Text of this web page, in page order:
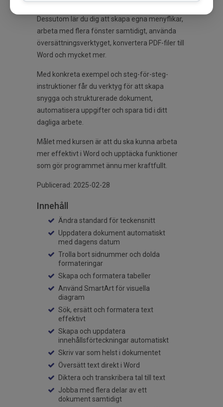
Dessutom lär du dig att skapa egna menyflikar,
arbeta med flera fönster samtidigt, använda
översättningsverktyget, konvertera PDF-filer till
Word och mycket mer.
Med konkreta exempel och steg-för-steg-
instruktioner får du verktyg för att skapa
snygga och strukturerade dokument,
automatisera uppgifter och spara tid i ditt
dagliga arbete.
Målet med kursen är att du ska kunna arbeta
mer effektivt i Word och upptäcka funktioner
som gör programmet ännu mer kraftfullt.
Publicerad: 2025-02-28
Innehåll
Ändra standard för teckensnitt
Uppdatera dokument automatiskt
med dagens datum
Trolla bort sidnummer och dolda
formateringar
Skapa och formatera tabeller
Använd SmartArt för visuella
diagram
Sök, ersätt och formatera text
effektivt
Skapa och uppdatera
innehållsförteckningar automatiskt
Skriv var som helst i dokumentet
Översätt text direkt i Word
Diktera och transkribera tal till text
Jobba med flera delar av ett
dokument samtidigt